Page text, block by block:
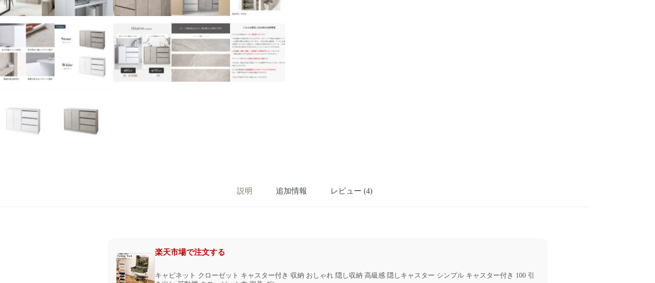
説明 追加情報 レビュー (4)
楽天市場で注文する
キャビネット クローゼット キャスター付き 収納 おしゃれ 隠し収納 高級感 隠しキャスター シンプル キャスター付き 100 引